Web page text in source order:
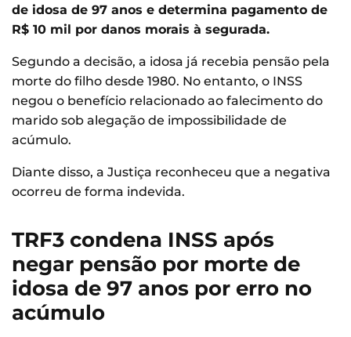
de idosa de 97 anos e determina pagamento de
R$ 10 mil por danos morais à segurada.
Segundo a decisão, a idosa já recebia pensão pela
morte do filho desde 1980. No entanto, o INSS
negou o benefício relacionado ao falecimento do
marido sob alegação de impossibilidade de
acúmulo.
Diante disso, a Justiça reconheceu que a negativa
ocorreu de forma indevida.
TRF3 condena INSS após
negar pensão por morte de
idosa de 97 anos por erro no
acúmulo